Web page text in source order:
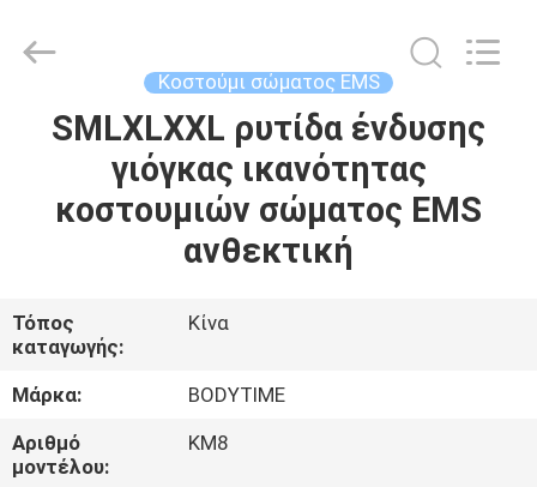
ΣΠΊΤΙ
ΠΡΟΪΌΝΤΑ
ΕΜΕΊΣ
ΓΎΡΟΣ
ΕΡΓΟΣΤΑΣΊΩΝ
Technology
Κοστούμι σώματος EMS
SMLXLXXL ρυτίδα ένδυσης
γιόγκας ικανότητας
κοστουμιών σώματος EMS
ανθεκτική
Τόπος
καταγωγής:
Κίνα
Μάρκα:
BODYTIME
Αριθμό
μοντέλου:
KM8